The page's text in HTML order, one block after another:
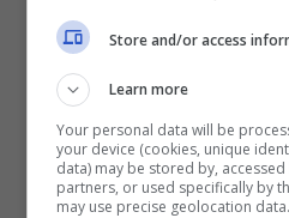
speciali e Bug Skills
pericoli e ostacoli
dungeons:
Store and/or access
Learn more
Your personal data will be
your device (cookies, unique
data) may be stored by,
partners, or used specifically by
may use precise geolocation data.